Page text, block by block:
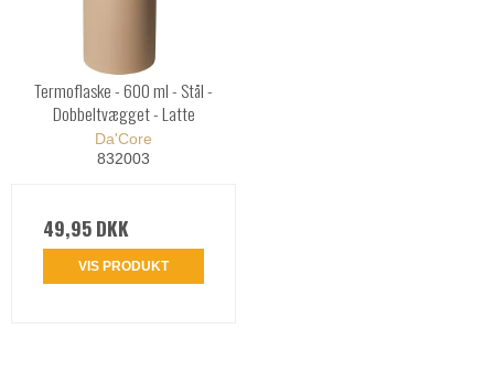
Termoflaske - 600 ml - Stål -
Dobbeltvægget - Latte
Da'Core
832003
49,95 DKK
VIS PRODUKT